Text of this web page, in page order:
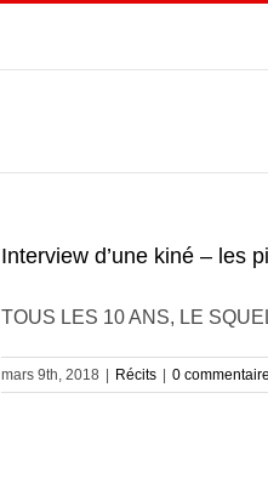
Interview d’une kiné – les
TOUS LES 10 ANS, LE
mars 9th, 2018 Récits 0 commentaire